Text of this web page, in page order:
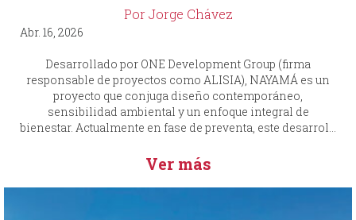
Por Jorge Chávez
Abr. 16, 2026
Desarrollado por ONE Development Group (firma
responsable de proyectos como ALISIA), NAYAMÁ es un
proyecto que conjuga diseño contemporáneo,
sensibilidad ambiental y un enfoque integral de
bienestar. Actualmente en fase de preventa, este desarrol...
Ver más